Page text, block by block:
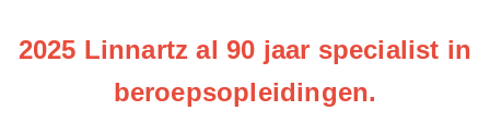
2025 Linnartz al 90 jaar specialist in
beroepsopleidingen.